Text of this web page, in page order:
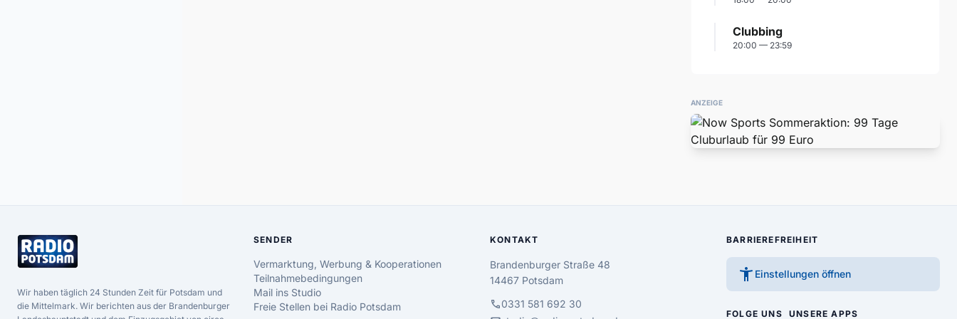
Clubbing
20:00 — 23:59
ANZEIGE
Wir haben täglich 24 Stunden Zeit für Potsdam und
die Mittelmark. Wir berichten aus der Brandenburger
SENDER
Vermarktung, Werbung & Kooperationen
Teilnahmebedingungen
Mail ins Studio
Freie Stellen bei Radio Potsdam
KONTAKT
Brandenburger Straße 48
14467 Potsdam
call0331 581 692 30
BARRIEREFREIHEIT
accessibility_new Einstellungen öffnen
FOLGE UNS UNSERE APPS